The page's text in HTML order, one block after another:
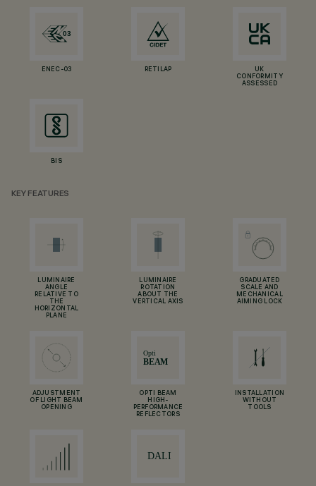
ENEC-03 RETILAP
UK
CONFORMITY
ASSESSED
BIS
KEY FEATURES
LUMINAIRE
ANGLE
RELATIVE TO
THE
HORIZONTAL
PLANE
LUMINAIRE
ROTATION
ABOUT THE
VERTICAL AXIS
GRADUATED
SCALE AND
MECHANICAL
AIMING LOCK
ADJUSTMENT
OF LIGHT BEAM
OPENING
OPTI BEAM
HIGH-
PERFORMANCE
REFLECTORS
INSTALLATION
WITHOUT
TOOLS